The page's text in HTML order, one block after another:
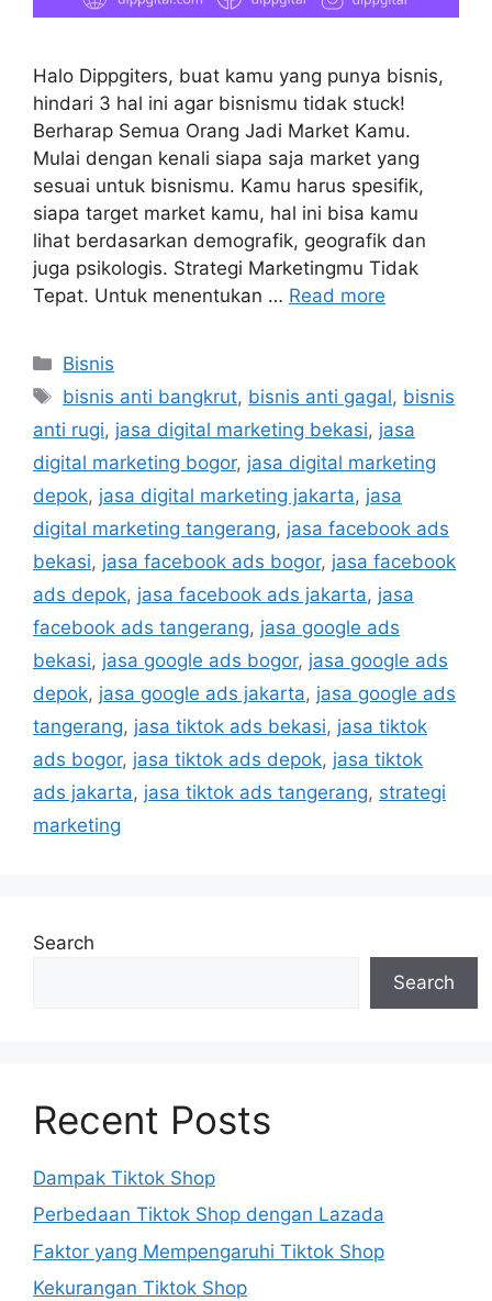
Halo Dippgiters, buat kamu yang punya bisnis,
hindari 3 hal ini agar bisnismu tidak stuck!
Berharap Semua Orang Jadi Market Kamu.
Mulai dengan kenali siapa saja market yang
sesuai untuk bisnismu. Kamu harus spesifik,
siapa target market kamu, hal ini bisa kamu
lihat berdasarkan demografik, geografik dan
juga psikologis. Strategi Marketingmu Tidak
Tepat. Untuk menentukan … Read more
Bisnis
bisnis anti bangkrut, bisnis anti gagal, bisnis
anti rugi, jasa digital marketing bekasi, jasa
digital marketing bogor, jasa digital marketing
depok, jasa digital marketing jakarta, jasa
digital marketing tangerang, jasa facebook ads
bekasi, jasa facebook ads bogor, jasa facebook
ads depok, jasa facebook ads jakarta, jasa
facebook ads tangerang, jasa google ads
bekasi, jasa google ads bogor, jasa google ads
depok, jasa google ads jakarta, jasa google ads
tangerang, jasa tiktok ads bekasi, jasa tiktok
ads bogor, jasa tiktok ads depok, jasa tiktok
ads jakarta, jasa tiktok ads tangerang, strategi
marketing
Search
Search
Recent Posts
Dampak Tiktok Shop
Perbedaan Tiktok Shop dengan Lazada
Faktor yang Mempengaruhi Tiktok Shop
Kekurangan Tiktok Shop